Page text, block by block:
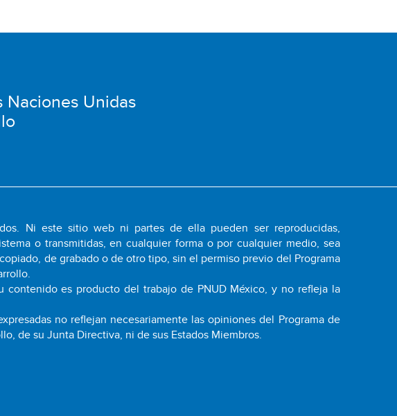
Naciones Unidas
Ni este sitio web ni partes de ella pueden ser reproducidas,
o transmitidas, en cualquier forma o por cualquier medio, sea
de grabado o de otro tipo, sin el permiso previo del Programa
contenido es producto del trabajo de PNUD México, y no refleja la
no reflejan necesariamente las opiniones del Programa de
de su Junta Directiva, ni de sus Estados Miembros.